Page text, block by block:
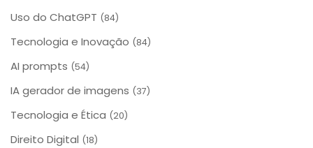
Uso do ChatGPT (84)
Tecnologia e Inovação (84)
AI prompts (54)
IA gerador de imagens (37)
Tecnologia e Ética (20)
Direito Digital (18)